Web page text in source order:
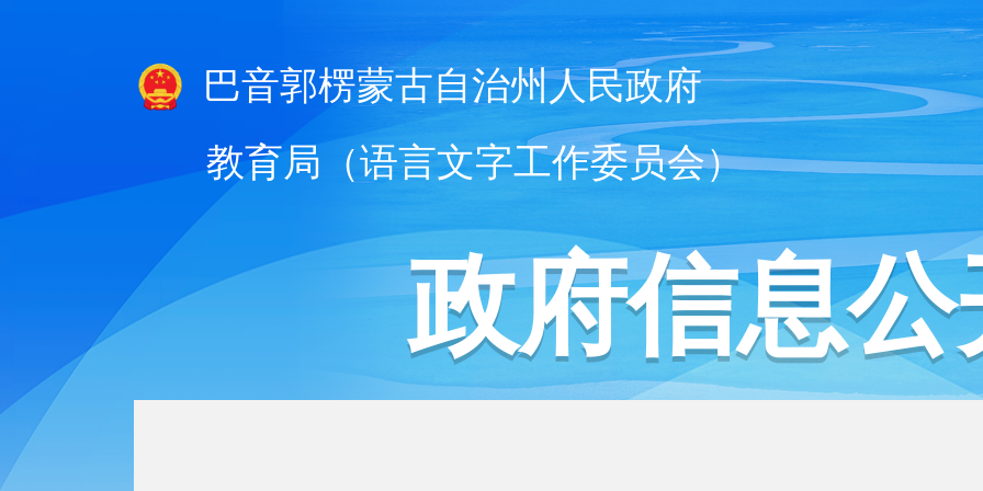
巴音郭楞蒙古自治州人民政府
教育局（语言文字工作委员会）
政府信息公